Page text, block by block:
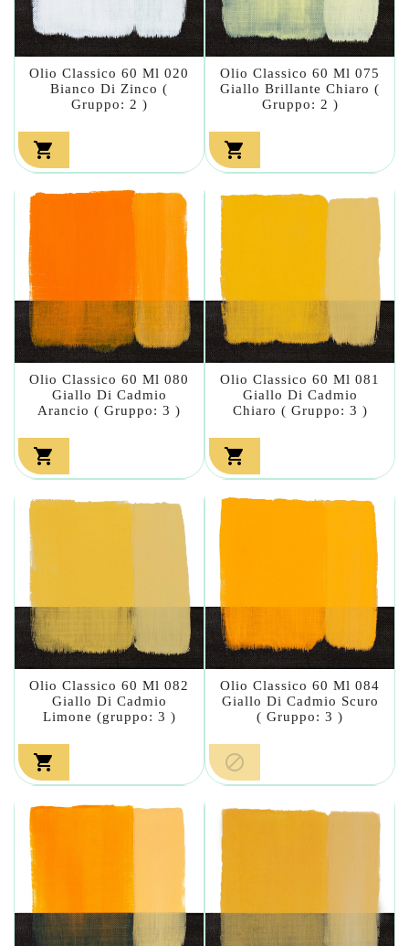
Olio Classico 60 Ml 020
Bianco Di Zinco (
Gruppo: 2 )

Olio Classico 60 Ml 075
Giallo Brillante Chiaro (
Gruppo: 2 )

Olio Classico 60 Ml 080
Giallo Di Cadmio
Arancio ( Gruppo: 3 )

Olio Classico 60 Ml 081
Giallo Di Cadmio
Chiaro ( Gruppo: 3 )

Olio Classico 60 Ml 082
Giallo Di Cadmio
Limone (gruppo: 3 )

Olio Classico 60 Ml 084
Giallo Di Cadmio Scuro
( Gruppo: 3 )
